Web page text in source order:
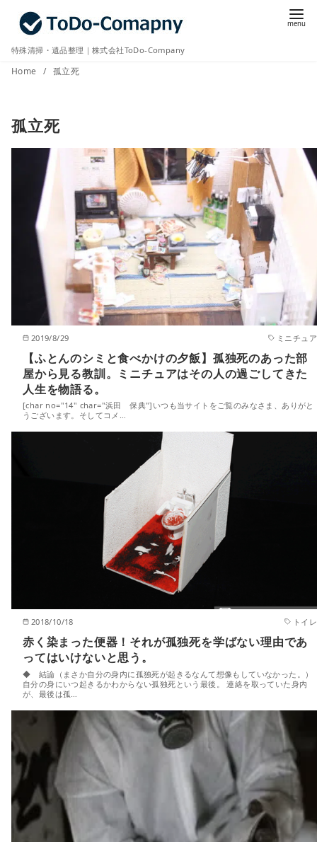
特殊清掃・遺品整理｜株式会社ToDo-Company
Home 孤立死
孤立死
2019/8/29 ミニチュア
【ふとんのシミと食べかけの夕飯】孤独死のあった部
屋から見る教訓。ミニチュアはその人の過ごしてきた
人生を物語る。
[char no="14" char="浜田 保典"]いつも当サイトをご覧のみなさま、ありがと
うございます。そしてコメ…
2018/10/18 トイレ
赤く染まった便器！それが孤独死を学ばない理由であ
ってはいけないと思う。
◆ 結論（まさか自分の身内に孤独死が起きるなんて想像もしていなかった。）
自分の身にいつ起きるかわからない孤独死という最後。 連絡を取っていた身内
が、最後は孤…